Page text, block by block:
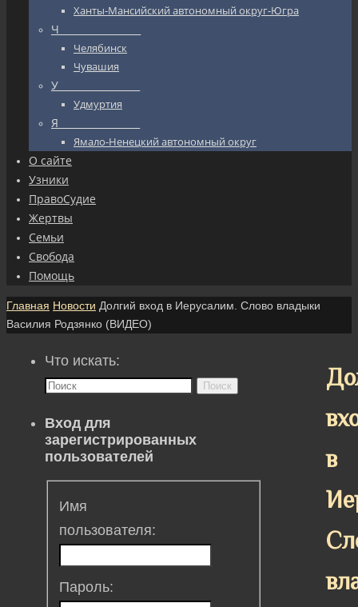
Ханты-Мансийский автономный округ-Югра
Ч_________________
Челябинск
Чувашия
У_________________
Удмуртия
Я_________________
Ямало-Ненецкий автономный округ
О сайте
Узники
ПравоСудие
Жертвы
Семьи
Свобода
Помощь
Главная Новости Долгий вход в Иерусалим. Слово владыки
Василия Родзянко (ВИДЕО)
в
Что искать:
Поиск
Вход для
зарегистрированных
пользователей
Имя
пользователя:
Пароль: